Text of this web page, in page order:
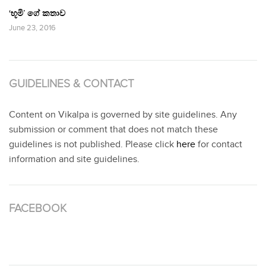
‘භූමි’ ගේ කතාව
June 23, 2016
GUIDELINES & CONTACT
Content on Vikalpa is governed by site guidelines. Any
submission or comment that does not match these
guidelines is not published. Please click here for contact
information and site guidelines.
FACEBOOK